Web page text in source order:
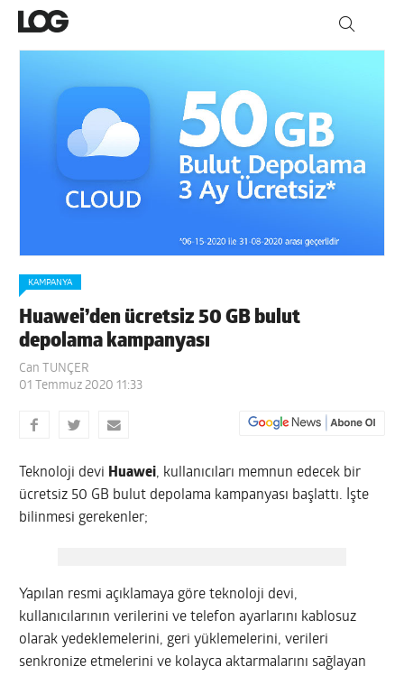
KAMPANYA
Huawei’den ücretsiz 50 GB bulut
depolama kampanyası
Can TUNÇER
01 Temmuz 2020 11:33
Teknoloji devi Huawei, kullanıcıları memnun edecek bir
ücretsiz 50 GB bulut depolama kampanyası başlattı. İşte
bilinmesi gerekenler;
Yapılan resmi açıklamaya göre teknoloji devi,
kullanıcılarının verilerini ve telefon ayarlarını kablosuz
olarak yedeklemelerini, geri yüklemelerini, verileri
senkronize etmelerini ve kolayca aktarmalarını sağlayan